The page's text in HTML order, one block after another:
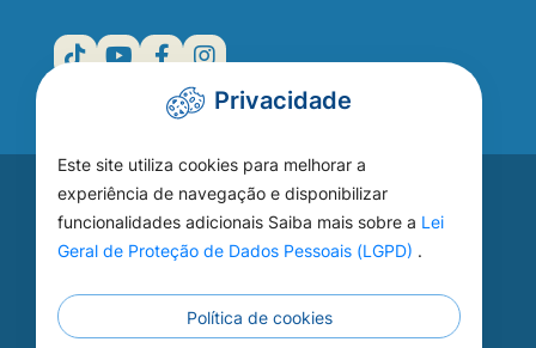
Acesse seu
WEBMAIL
Continuar
Privacidade
Este site utiliza cookies para melhorar a
experiência de navegação e disponibilizar
funcionalidades adicionais Saiba mais sobre a Lei
Geral de Proteção de Dados Pessoais (LGPD) .
Política de cookies